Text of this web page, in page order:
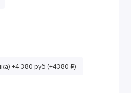
+4 380 руб (+4380 ₽)